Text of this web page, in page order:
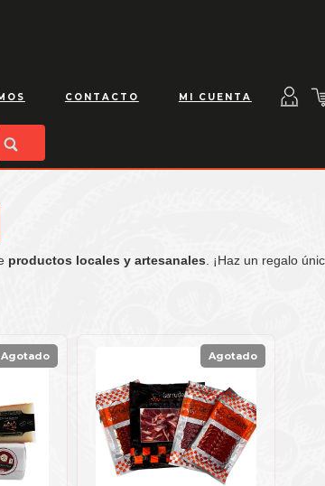
CONTACTO MI CUENTA
productos locales y artesanales. ¡Haz un regalo
Agotado Agotado